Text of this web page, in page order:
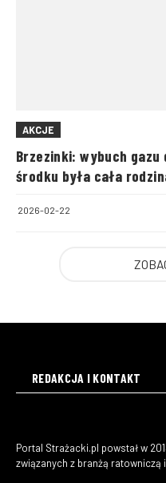
AKCJE
Brzezinki: wybuch gazu
środku była cała
2026-02-22
REDAKCJA I KONTAKT
Portal Strażacki.pl powstał w
związanych z branżą